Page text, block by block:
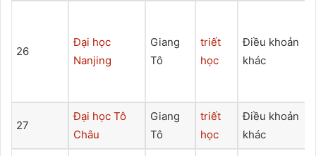
26
Đại học
Nanjing
Giang
Tô
triết
học
Điều khoản
khác
27
Đại học Tô
Châu
Giang
Tô
triết
học
Điều khoản
khác